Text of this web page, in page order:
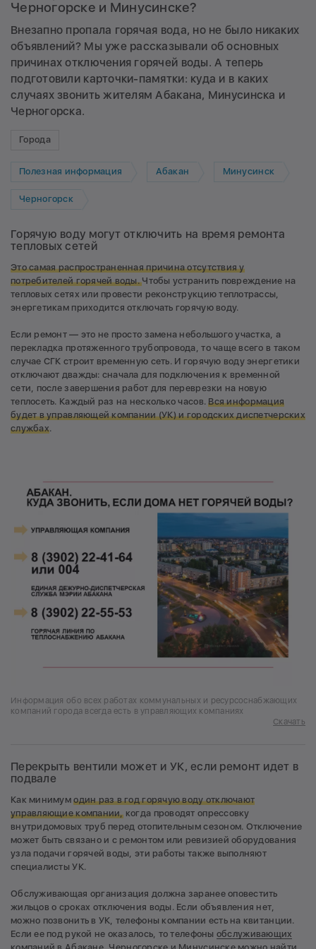
Черногорске и Минусинске?
Внезапно пропала горячая вода, но не было никаких
объявлений? Мы уже рассказывали обосновных
причинах отключения горячей воды. А теперь
подготовили карточки-памятки: куда и в каких
случаях звонить жителям Абакана, Минусинска и
Черногорска.
Города
Полезная информация Абакан Минусинск
Черногорск
Горячую воду могут отключить на время ремонта
тепловых сетей
Это самая распространенная причина отсутствия у
потребителей горячей воды.Чтобы устранить повреждение на
тепловых сетях или провести реконструкцию теплотрассы,
энергетикам приходится отключать горячую воду.
Если ремонт — это не просто замена небольшого участка, а
перекладка протяженного трубопровода, то чаще всего в таком
случае СГК строит временную сеть. И горячую воду энергетики
отключают дважды: сначала для подключения к временной
сети, после завершения работ для переврезки на новую
теплосеть. Каждый раз на несколько часов.Вся информация
будет в управляющей компании (УК) и городских диспетчерских
службах.
Информация обо всех работах коммунальных и ресурсоснабжающих
компаний города всегда есть в управляющих компаниях
Скачать
Перекрыть вентили может и УК, если ремонт идет в
подвале
Как минимумодин раз в год горячую воду отключают
управляющие компании,когда проводят опрессовку
внутридомовых труб перед отопительным сезоном. Отключение
может быть связано и с ремонтом или ревизией оборудования
узла подачи горячей воды, эти работы также выполняют
специалисты УК.
Обслуживающая организация должна заранее оповестить
жильцов о сроках отключения воды. Если объявления нет,
можно позвонить в УК, телефоны компании есть на квитанции.
Если ее под рукой не оказалось, то телефоны обслуживающих